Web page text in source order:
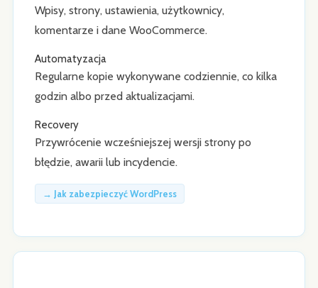
Wpisy, strony, ustawienia, użytkownicy,
komentarze i dane WooCommerce.
Automatyzacja
Regularne kopie wykonywane codziennie, co kilka
godzin albo przed aktualizacjami.
Recovery
Przywrócenie wcześniejszej wersji strony po
błędzie, awarii lub incydencie.
→ Jak zabezpieczyć WordPress